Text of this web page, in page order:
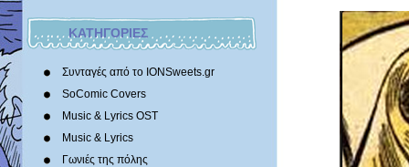
ΚΑΤΗΓΟΡΙΕΣ
Συνταγές από το IONSweets.gr
SoComic Covers
Music & Lyrics OST
Music & Lyrics
Γωνιές της πόλης